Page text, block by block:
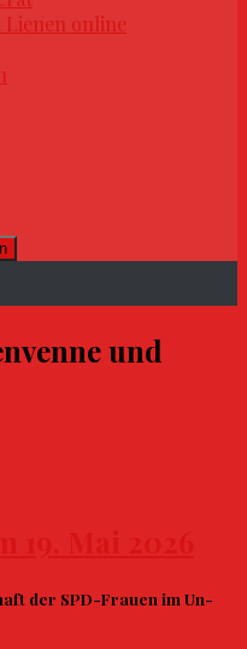
Lienen online
und
der SPD-Frauen im Un-